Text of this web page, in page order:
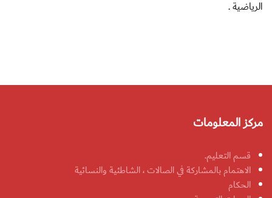
الرياضية .
مركز المعلومات
قسم التعليم.
الاهتمام بالمشاركة في الصالات ، الشاطئية والنسائية
الحكام